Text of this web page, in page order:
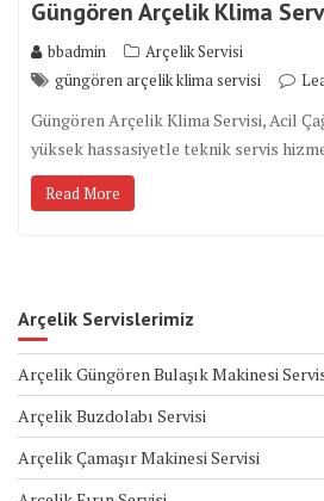
Güngören Arçelik Klima
bbadmin
Arçelik Servisi
güngören arçelik klima servisi
Güngören Arçelik Klima Servisi, Acil
yüksek hassasiyetle teknik servis
Read More
Arçelik Servislerimiz
Arçelik Güngören Bulaşık Makinesi
Arçelik Buzdolabı Servisi
Arçelik Çamaşır Makinesi Servisi